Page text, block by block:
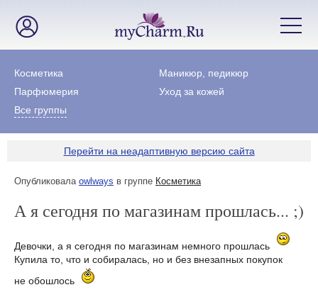
Косметика
Маникюр, педикюр
Парфюмерия
Уход за кожей
Все группы
Перейти на неадаптивную версию сайта
Опубликовала owlways в группе Косметика
А я сегодня по магазинам прошлась... ;)
Девочки, а я сегодня по магазинам немного прошлась
Купила то, что и собиралась, но и без внезапных покупок
не обошлось